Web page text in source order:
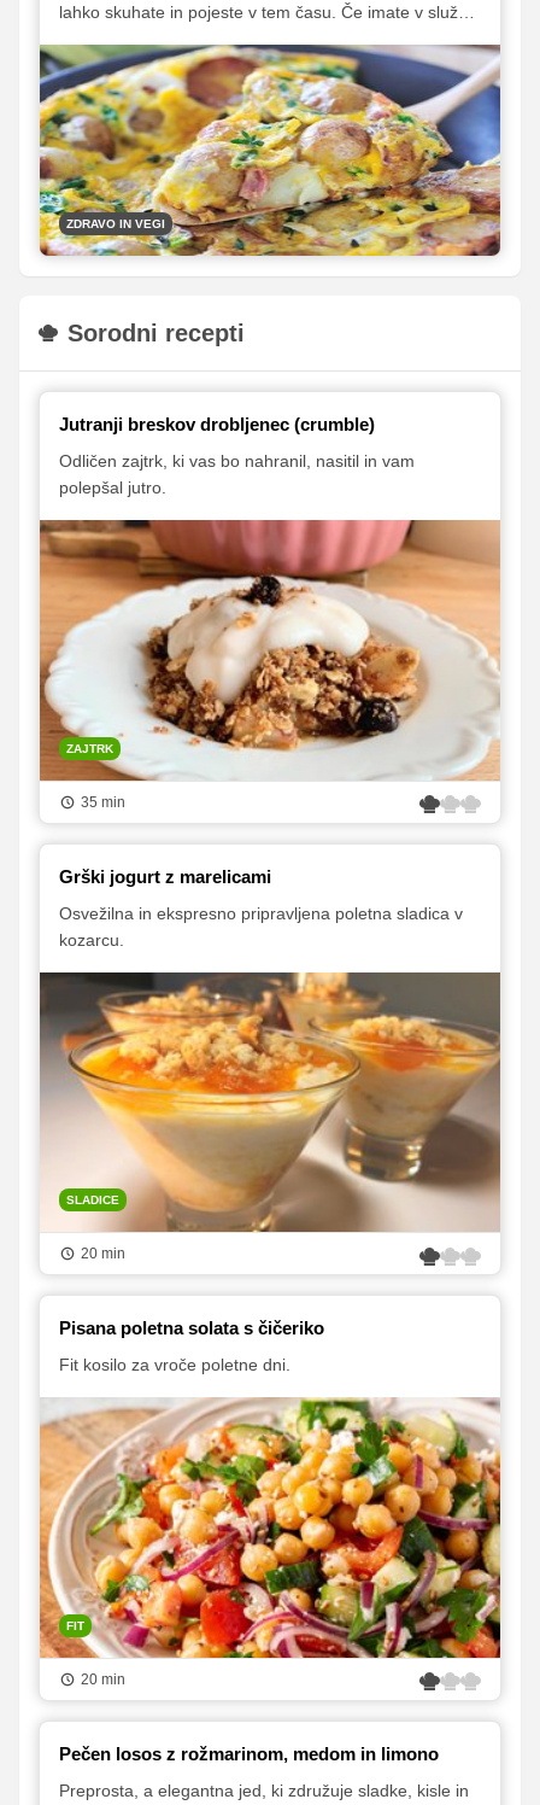
lahko skuhate in pojeste v tem času. Če imate v službi
lažjega, odpravite se domov in tam pojejte kosilo. Če
pa nimate nobene od naštetih možnosti, si kosilo
pripravite že zvečer in ga naslednji dan odnesite s
sabo v službo.
ZDRAVO IN VEGI
Sorodni recepti
Jutranji breskov drobljenec (crumble)
Odličen zajtrk, ki vas bo nahranil, nasitil in vam
polepšal jutro.
ZAJTRK
35 min
Grški jogurt z marelicami
Osvežilna in ekspresno pripravljena poletna sladica v
kozarcu.
SLADICE
20 min
Pisana poletna solata s čičeriko
Fit kosilo za vroče poletne dni.
FIT
20 min
Pečen losos z rožmarinom, medom in limono
Preprosta, a elegantna jed, ki združuje sladke, kisle in